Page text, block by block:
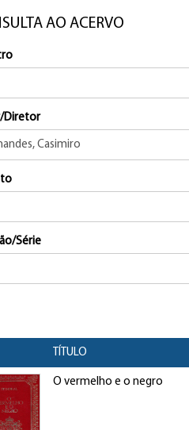
AO ACERVO
Diretor
Série
TÍTULO
O vermelho e o negro